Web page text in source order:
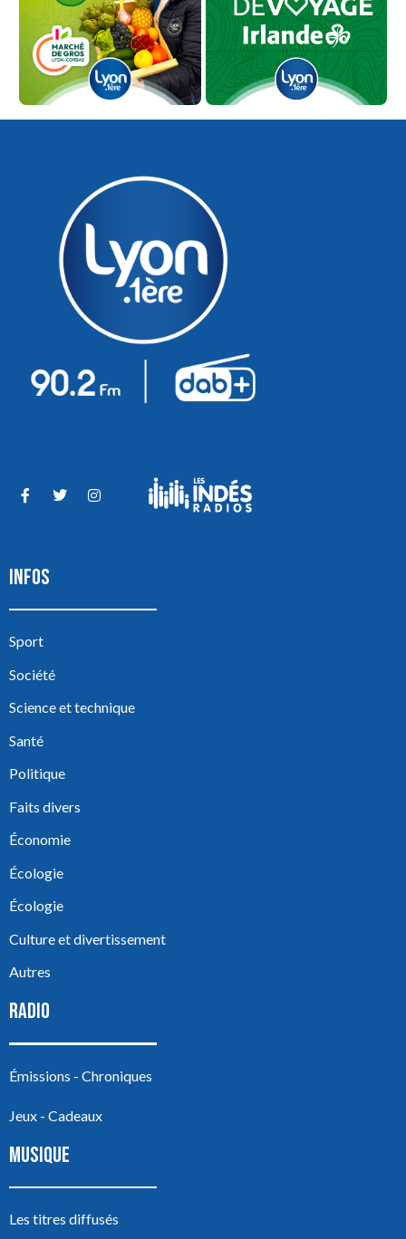
INFOS
Sport
Société
Science et technique
Santé
Politique
Faits divers
Économie
Écologie
Écologie
Culture et divertissement
Autres
RADIO
Émissions - Chroniques
Jeux - Cadeaux
MUSIQUE
Les titres diffusés